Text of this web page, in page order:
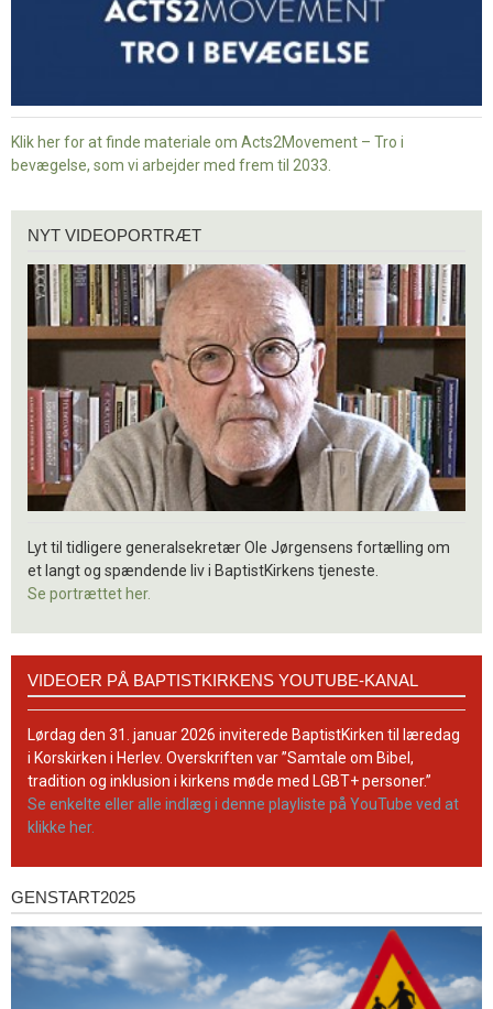
Klik her for at finde materiale om Acts2Movement – Tro i
bevægelse, som vi arbejder med frem til 2033.
videoportræt
NYT VIDEOPORTRÆT
Lyt til tidligere generalsekretær Ole Jørgensens fortælling om
et langt og spændende liv i BaptistKirkens tjeneste.
Se portrættet her.
BaptistKirkens
YouTube-
kanal
VIDEOER PÅ BAPTISTKIRKENS YOUTUBE-KANAL
Lørdag den 31. januar 2026 inviterede BaptistKirken til læredag
i Korskirken i Herlev. Overskriften var ”Samtale om Bibel,
tradition og inklusion i kirkens møde med LGBT+ personer.”
Se enkelte eller alle indlæg i denne playliste på YouTube ved at
klikke her.
Genstart2025
GENSTART2025